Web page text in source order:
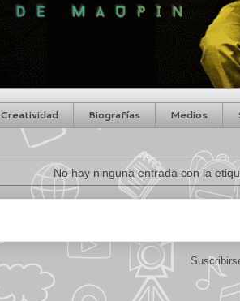
Creatividad Biografías Medios
No hay ninguna entrada con la